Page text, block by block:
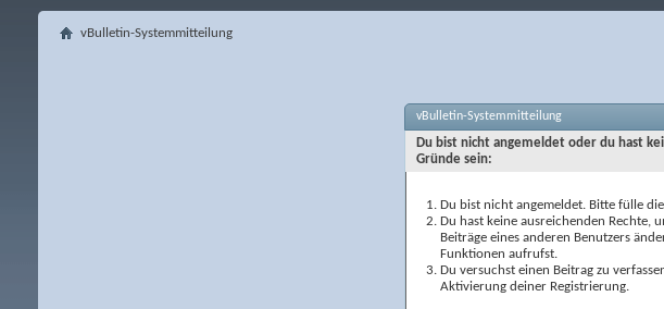
vBulletin-Systemmitteilung
vBulletin-Systemmitteilung
Du bist nicht angemeldet oder du hast
Gründe sein:
Du bist nicht angemeldet. Bitte fülle
Du hast keine ausreichenden Rechte,
Beiträge eines anderen Benutzers
Funktionen aufrufst.
Du versuchst einen Beitrag zu
Aktivierung deiner Registrierung.